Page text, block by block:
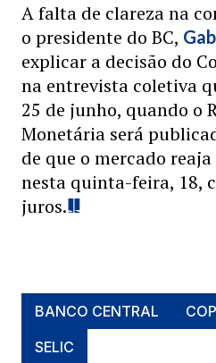
A falta de clareza na
o presidente do BC,
explicar a decisão do
na entrevista coletiva
25 de junho, quando o
Monetária será
de que o mercado
nesta quinta-feira, 18,
juros.
BANCO CENTRAL
SELIC